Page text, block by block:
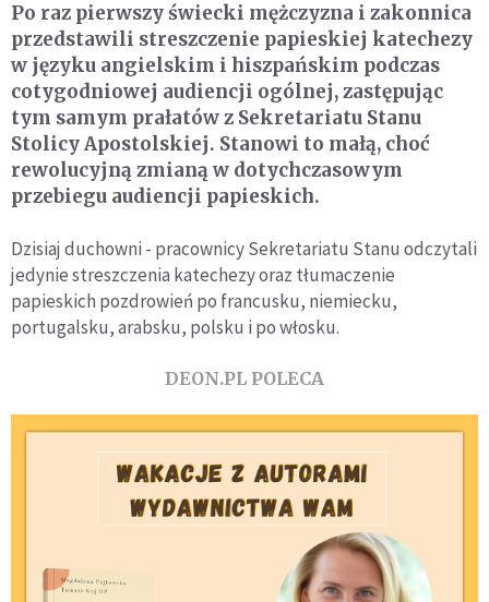
Po raz pierwszy świecki mężczyzna i zakonnica
przedstawili streszczenie papieskiej katechezy
w języku angielskim i hiszpańskim podczas
cotygodniowej audiencji ogólnej, zastępując
tym samym prałatów z Sekretariatu Stanu
Stolicy Apostolskiej. Stanowi to małą, choć
rewolucyjną zmianą w dotychczasowym
przebiegu audiencji papieskich.
Dzisiaj duchowni - pracownicy Sekretariatu Stanu odczytali
jedynie streszczenia katechezy oraz tłumaczenie
papieskich pozdrowień po francusku, niemiecku,
portugalsku, arabsku, polsku i po włosku.
DEON.PL POLECA